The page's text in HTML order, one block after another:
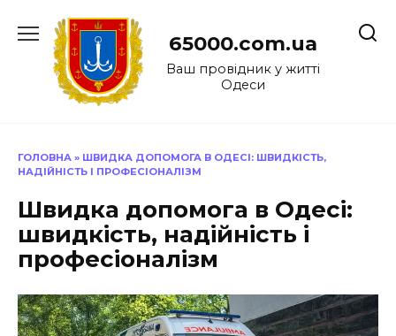
до
65000.com.ua
Ваш провідник у житті
Одеси
ГОЛОВНА » ШВИДКА ДОПОМОГА В ОДЕСІ: ШВИДКІСТЬ,
НАДІЙНІСТЬ І ПРОФЕСІОНАЛІЗМ
Швидка допомога в Одесі:
швидкість, надійність і
професіоналізм